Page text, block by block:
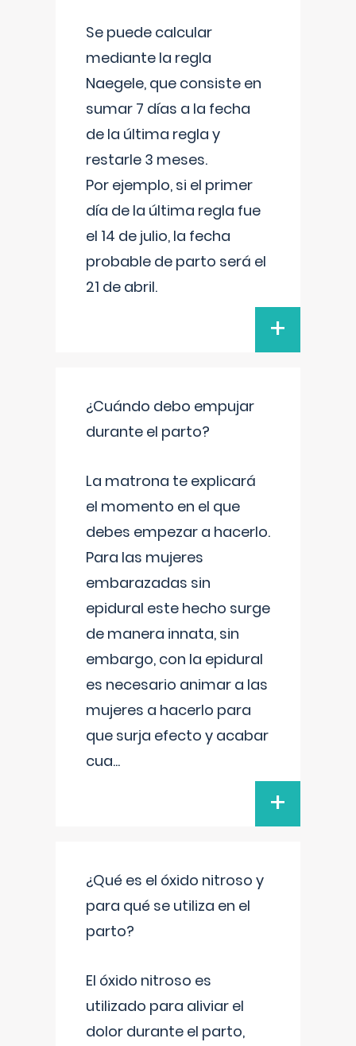
Se puede calcular
mediante la regla
Naegele, que consiste en
sumar 7 días a la fecha
de la última regla y
restarle 3 meses.
Por ejemplo, si el primer
día de la última regla fue
el 14 de julio, la fecha
probable de parto será el
21 de abril.
+
¿Cuándo debo empujar
durante el parto?
La matrona te explicará
el momento en el que
debes empezar a hacerlo.
Para las mujeres
embarazadas sin
epidural este hecho surge
de manera innata, sin
embargo, con la epidural
es necesario animar a las
mujeres a hacerlo para
que surja efecto y acabar
cua...
+
¿Qué es el óxido nitroso y
para qué se utiliza en el
parto?
El óxido nitroso es
utilizado para aliviar el
dolor durante el parto,